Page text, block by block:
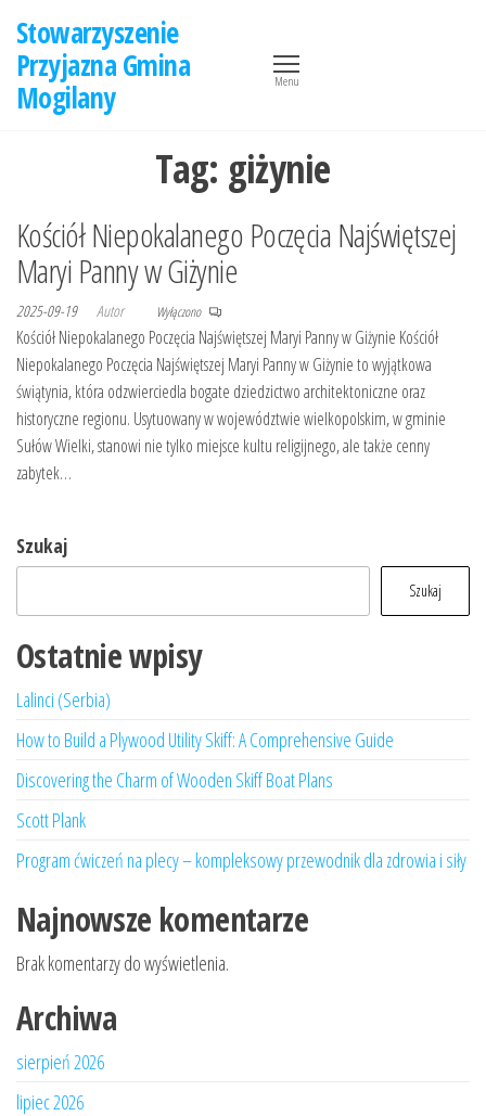
treści
Stowarzyszenie
Przyjazna Gmina
Mogilany
Menu
Tag: giżynie
Kościół Niepokalanego Poczęcia Najświętszej
Maryi Panny w Giżynie
2025-09-19 Autor Wyłączono
Kościół Niepokalanego Poczęcia Najświętszej Maryi Panny w Giżynie Kościół
Niepokalanego Poczęcia Najświętszej Maryi Panny w Giżynie to wyjątkowa
świątynia, która odzwierciedla bogate dziedzictwo architektoniczne oraz
historyczne regionu. Usytuowany w województwie wielkopolskim, w gminie
Sułów Wielki, stanowi nie tylko miejsce kultu religijnego, ale także cenny
zabytek…
Szukaj
Szukaj
Ostatnie wpisy
Lalinci (Serbia)
How to Build a Plywood Utility Skiff: A Comprehensive Guide
Discovering the Charm of Wooden Skiff Boat Plans
Scott Plank
Program ćwiczeń na plecy – kompleksowy przewodnik dla zdrowia i siły
Najnowsze komentarze
Brak komentarzy do wyświetlenia.
Archiwa
sierpień 2026
lipiec 2026